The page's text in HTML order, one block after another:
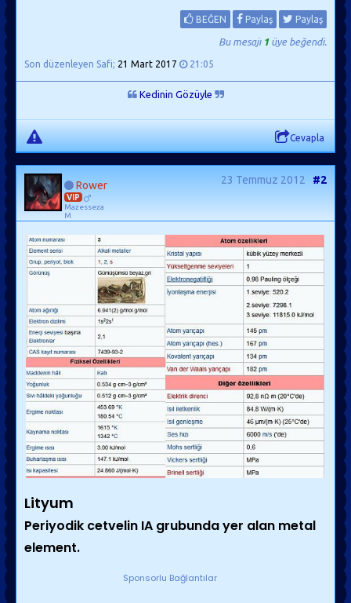
BEĞEN Paylaş Paylaş
Bu mesajı 1üye beğendi.
Son düzenleyen Safi; 21 Mart 2017 21:05
Kedinin Gözüyle
Cevapla
Rower
VIP
Mazesseza
M
23 Temmuz 2012 #2
Lityum
Periyodik cetvelin IA grubunda yer alan metal
element.
Sponsorlu Bağlantılar